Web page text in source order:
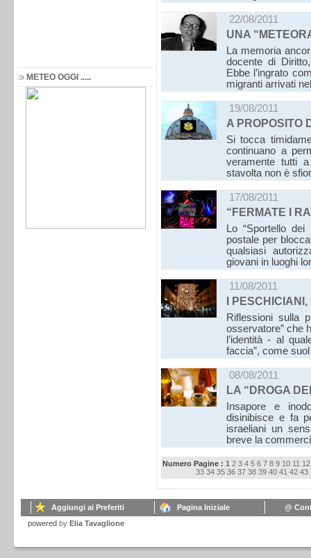
METEO OGGI .....
22/08/2011
UNA
La memoria
docente di
Ebbe l’ingrato
migranti arrivati
19/08/2011
A PROPOSITO
Si tocca
continuano a
veramente tutti
stavolta non è
17/08/2011
“FERMATE I
Lo “Sportello
postale per
qualsiasi
giovani in luoghi
11/08/2011
I
Riflessioni sulla
osservatore” che
l’identità - al
faccia”, come
08/08/2011
LA “DROGA
Insapore e
disinibisce e fa
israeliani un
breve la
Numero Pagine : 1 2 3 4 5 6 7 8 9 10 11 12
33 34 35 36 37 38 39 40 41 42 43
Aggiungi ai Preferiti Pagina Iniziale
@
powered by Elia Tavaglione